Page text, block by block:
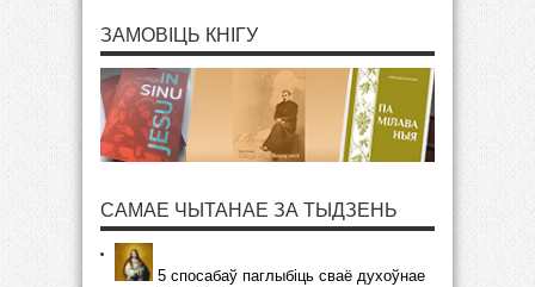
ЗАМОВІЦЬ КНІГУ
САМАЕ ЧЫТАНАЕ ЗА ТЫДЗЕНЬ
5 спосабаў паглыбіць сваё духоўнае